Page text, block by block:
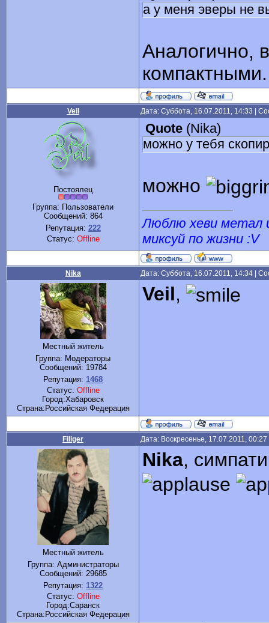
а у меня эверы не
Аналогично,
компактными.
Veil Дата: Суббота, 16.07.2011, 14:33 |
Постоялец
Группа: Пользователи
Сообщений: 864
Репутация: 222
Статус: Offline
Quote (Nika)
можно у тебя
можно
Люблю хеви метал
миксуй по жизни :V
Nika Дата: Суббота, 16.07.2011, 14:34 |
Местный житель
Группа: Модераторы
Сообщений: 19784
Репутация: 1468
Статус: Offline
Город:Хабаровск
Cтрана:Российская Федерация
Veil,
Filiger Дата: Воскресенье, 17.07.2011,
Местный житель
Группа: Администраторы
Сообщений: 29685
Репутация: 1322
Статус: Offline
Город:Саранск
Cтрана:Российская Федерация
Nika,